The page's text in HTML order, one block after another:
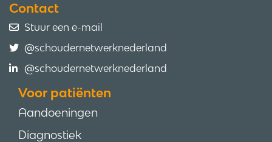
Contact
Stuur een e-mail
@schoudernetwerknederland
@schoudernetwerknederland
Voor patiënten
Aandoeningen
Diagnostiek